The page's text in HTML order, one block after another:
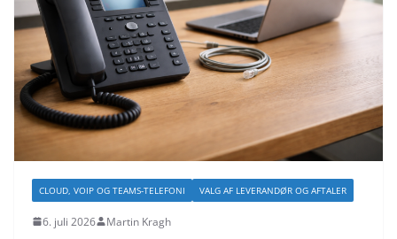
CLOUD, VOIP OG TEAMS-TELEFONI VALG AF LEVERANDØR OG AFTALER
6. juli 2026 Martin Kragh